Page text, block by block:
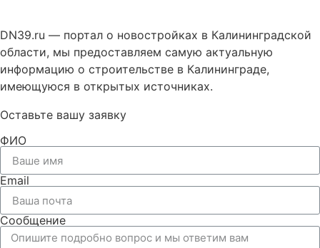
DN39.ru — портал о новостройках в Калининградской
области, мы предоставляем самую актуальную
информацию о строительстве в Калининграде,
имеющуюся в открытых источниках.
Оставьте вашу заявку
ФИО
Email
Сообщение